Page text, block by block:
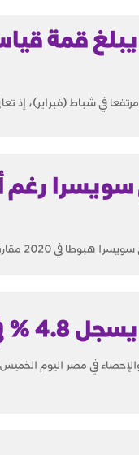
في شباط (فبراير)، إذ
سويسرا رغم
لكن الخسائر من ناحية القيمة...
في مارس
في مصر اليوم